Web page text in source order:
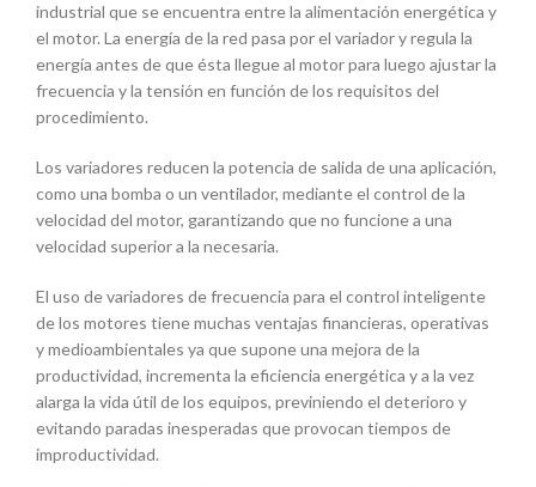
industrial que se encuentra entre la alimentación energética y
el motor. La energía de la red pasa por el variador y regula la
energía antes de que ésta llegue al motor para luego ajustar la
frecuencia y la tensión en función de los requisitos del
procedimiento.
Los variadores reducen la potencia de salida de una aplicación,
como una bomba o un ventilador, mediante el control de la
velocidad del motor, garantizando que no funcione a una
velocidad superior a la necesaria.
El uso de variadores de frecuencia para el control inteligente
de los motores tiene muchas ventajas financieras, operativas
y medioambientales ya que supone una mejora de la
productividad, incrementa la eficiencia energética y a la vez
alarga la vida útil de los equipos, previniendo el deterioro y
evitando paradas inesperadas que provocan tiempos de
improductividad.